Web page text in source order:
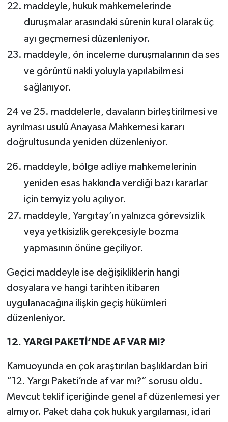
maddeyle, hukuk mahkemelerinde
duruşmalar arasındaki sürenin kural olarak üç
ayı geçmemesi düzenleniyor.
maddeyle, ön inceleme duruşmalarının da ses
ve görüntü nakli yoluyla yapılabilmesi
sağlanıyor.
24 ve 25. maddelerle, davaların birleştirilmesi ve
ayrılması usulü Anayasa Mahkemesi kararı
doğrultusunda yeniden düzenleniyor.
maddeyle, bölge adliye mahkemelerinin
yeniden esas hakkında verdiği bazı kararlar
için temyiz yolu açılıyor.
maddeyle, Yargıtay’ın yalnızca görevsizlik
veya yetkisizlik gerekçesiyle bozma
yapmasının önüne geçiliyor.
Geçici maddeyle ise değişikliklerin hangi
dosyalara ve hangi tarihten itibaren
uygulanacağına ilişkin geçiş hükümleri
düzenleniyor.
12. YARGI PAKETİ’NDE AF VAR MI?
Kamuoyunda en çok araştırılan başlıklardan biri
“12. Yargı Paketi’nde af var mı?” sorusu oldu.
Mevcut teklif içeriğinde genel af düzenlemesi yer
almıyor. Paket daha çok hukuk yargılaması, idari